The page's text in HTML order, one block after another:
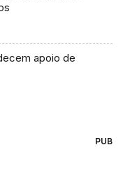
apoio de
PUB